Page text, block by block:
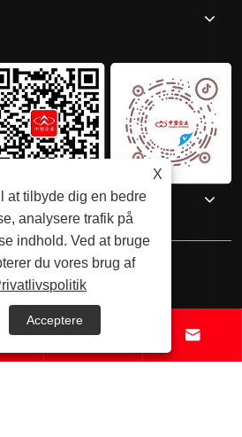
Plastic Products Co., Ltd.
Privatlivspolitik
 
X
at tilbyde dig en bedre
analysere trafik på
indhold. Ved at bruge
du vores brug af
Acceptere